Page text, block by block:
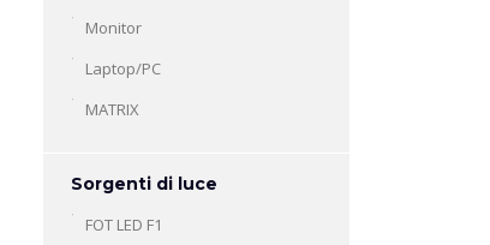
Monitor
Laptop/PC
MATRIX
Sorgenti di luce
FOT LED F1